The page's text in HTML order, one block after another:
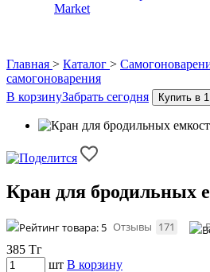
Главная > Каталог >
самогоноварения
В корзинуЗабрать сегодня Купить в
Кран для бродильных
Отзывы 171
385 Тг
шт В корзину